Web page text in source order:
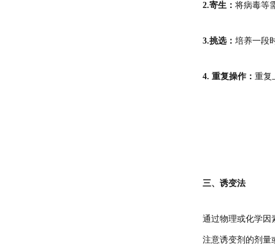
2.寄生： 将病毒等
3.挑选： 培养一段
4. 重复操作： 重复
三、诱变法
通过物理或化学因
注意诱变剂的剂量